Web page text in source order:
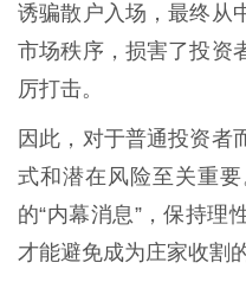
诱骗散户入场，最终从
市场秩序，损害了投资
厉打击。
因此，对于普通投资者
式和潜在风险至关重
的“内幕消息”，保持理
才能避免成为庄家收割的